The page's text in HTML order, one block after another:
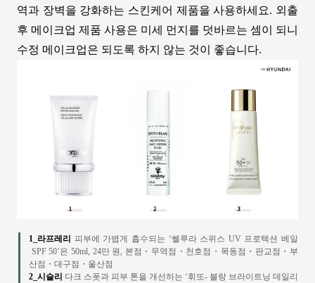
역과 장벽을 강화하는 스킨케어 제품을 사용하세요. 외출
후 메이크업 제품 사용은 미세 먼지를 덧바르는 셈이 되니
수정 메이크업은 되도록 하지 않는 것이 좋습니다.
1_라프레리 피부에 가볍게 흡수되는 ‘쎌루라 스위스 UV 프로텍션 베일
SPF 50’은 50ml, 24만 원 본점 ・무역점・천호점・목동점・판교점・부
산점・대구점・울산점
2_시슬리 다크 스폿과 피부 톤을 개선하는 ‘휘또- 블랑 브라이트닝 데일리